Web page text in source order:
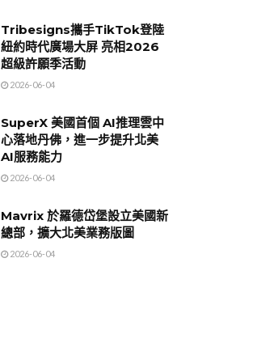
Tribesigns攜手TikTok登陸
紐約時代廣場大屏 亮相2026
超級許願季活動
2026-06-04
SuperX 美國首個 AI推理雲中
心落地丹佛，進一步提升北美
AI服務能力
2026-06-04
Mavrix 於羅德岱堡設立美國新
總部，擴大北美業務版圖
2026-06-04